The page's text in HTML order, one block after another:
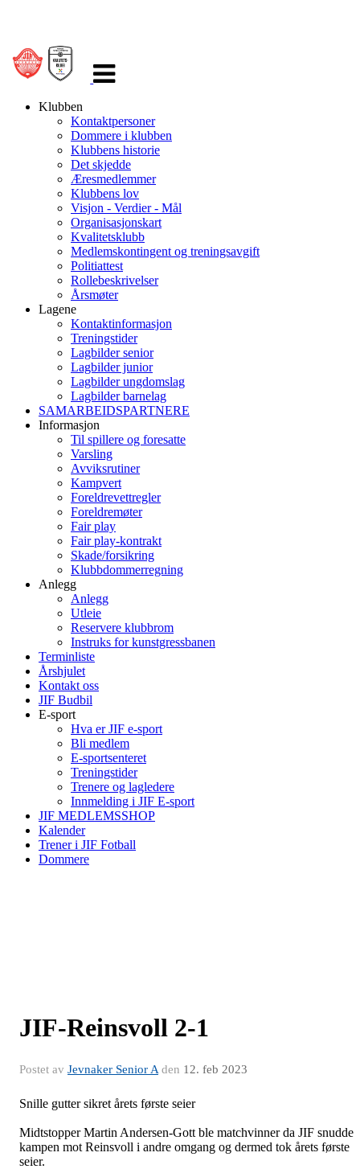
navigasjon
Klubben
Kontaktpersoner
Dommere i klubben
Klubbens historie
Det skjedde
Æresmedlemmer
Klubbens lov
Visjon - Verdier - Mål
Organisasjonskart
Kvalitetsklubb
Medlemskontingent og treningsavgift
Politiattest
Rollebeskrivelser
Årsmøter
Lagene
Kontaktinformasjon
Treningstider
Lagbilder senior
Lagbilder junior
Lagbilder ungdomslag
Lagbilder barnelag
SAMARBEIDSPARTNERE
Informasjon
Til spillere og foresatte
Varsling
Avviksrutiner
Kampvert
Foreldrevettregler
Foreldremøter
Fair play
Fair play-kontrakt
Skade/forsikring
Klubbdommerregning
Anlegg
Anlegg
Utleie
Reservere klubbrom
Instruks for kunstgressbanen
Terminliste
Årshjulet
Kontakt oss
JIF Budbil
E-sport
Hva er JIF e-sport
Bli medlem
E-sportsenteret
Treningstider
Trenere og lagledere
Innmelding i JIF E-sport
JIF MEDLEMSSHOP
Kalender
Trener i JIF Fotball
Dommere
JIF-Reinsvoll 2-1
Postet av Jevnaker Senior A den 12. feb 2023
Snille gutter sikret årets første seier
Midtstopper Martin Andersen-Gott ble matchvinner da JIF snudde
kampen mot Reinsvoll i andre omgang og dermed tok årets første
seier.